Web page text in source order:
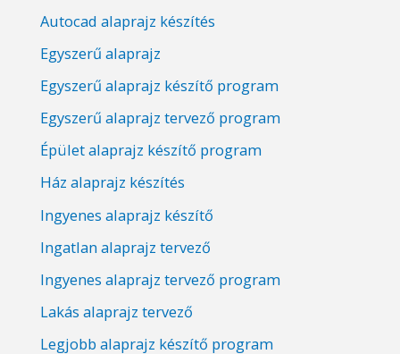
Autocad alaprajz készítés
Egyszerű alaprajz
Egyszerű alaprajz készítő program
Egyszerű alaprajz tervező program
Épület alaprajz készítő program
Ház alaprajz készítés
Ingyenes alaprajz készítő
Ingatlan alaprajz tervező
Ingyenes alaprajz tervező program
Lakás alaprajz tervező
Legjobb alaprajz készítő program